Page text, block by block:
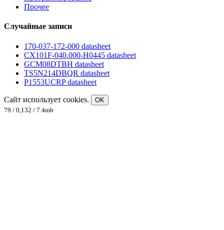
Прочее
Случайные записи
170-037-172-000 datasheet
CX101F-040.000-H0445 datasheet
GCM08DTBH datasheet
TS5N214DBQR datasheet
P1553UCRP datasheet
Сайт использует cookies.
OK
79 / 0,132 / 7.4mb